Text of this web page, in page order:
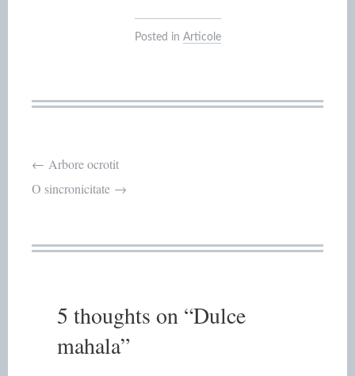
Posted in Articole
Post
← Arbore ocrotit
O sincronicitate →
5 thoughts on “Dulce
mahala”